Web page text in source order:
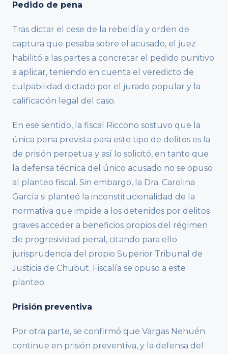
Pedido de pena
Tras dictar el cese de la rebeldía y orden de
captura que pesaba sobre el acusado, el juez
habilitó a las partes a concretar el pedido punitivo
a aplicar, teniendo en cuenta el veredicto de
culpabilidad dictado por el jurado popular y la
calificación legal del caso.
En ese sentido, la fiscal Riccono sostuvo que la
única pena prevista para este tipo de delitos es la
de prisión perpetua y así lo solicitó, en tanto que
la defensa técnica del único acusado no se opuso
al planteo fiscal. Sin embargo, la Dra. Carolina
García si planteó la inconstitucionalidad de la
normativa que impide a los detenidos por delitos
graves acceder a beneficios propios del régimen
de progresividad penal, citando para ello
jurisprudencia del propio Superior Tribunal de
Justicia de Chubut. Fiscalía se opuso a este
planteo.
Prisión preventiva
Por otra parte, se confirmó que Vargas Nehuén
continue en prisión preventiva, y la defensa del